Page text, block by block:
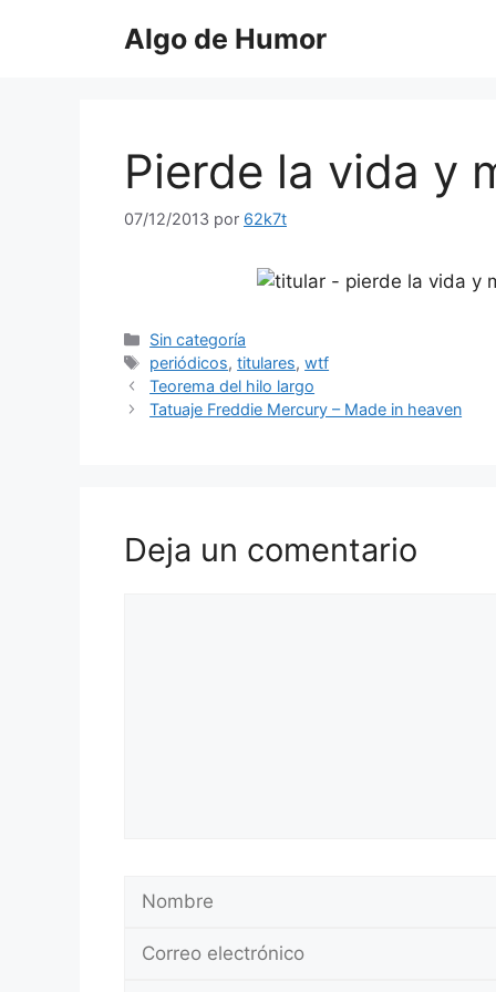
Algo de Humor
Pierde la vida y
07/12/2013 por 62k7t
Categorías
Sin categoría
Etiquetas
periódicos,titulares,wtf
Teorema del hilo largo
Tatuaje Freddie Mercury – Made in heaven
Deja un comentario